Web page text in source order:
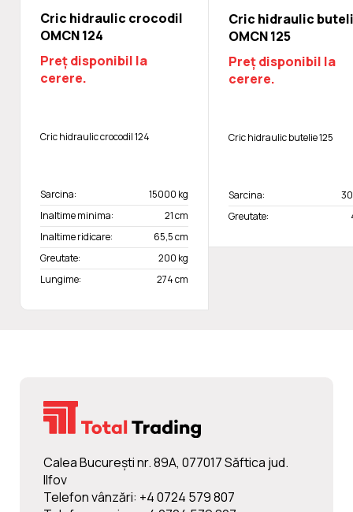
Cric hidraulic crocodil
OMCN 124
Preț disponibil la
cerere.
Cric hidraulic crocodil 124
Sarcina:
15000 kg
Inaltime minima:
21 cm
Inaltime ridicare:
65,5 cm
Greutate:
200 kg
Lungime:
274 cm
Cric hidraulic
OMCN 125
Preț disponibil la
cerere.
Cric hidraulic butelie 125
Sarcina:
Greutate:
Calea Bucureşti nr. 89A, 077017 Săftica jud.
Ilfov
Telefon vânzări: +4 0724 579 807